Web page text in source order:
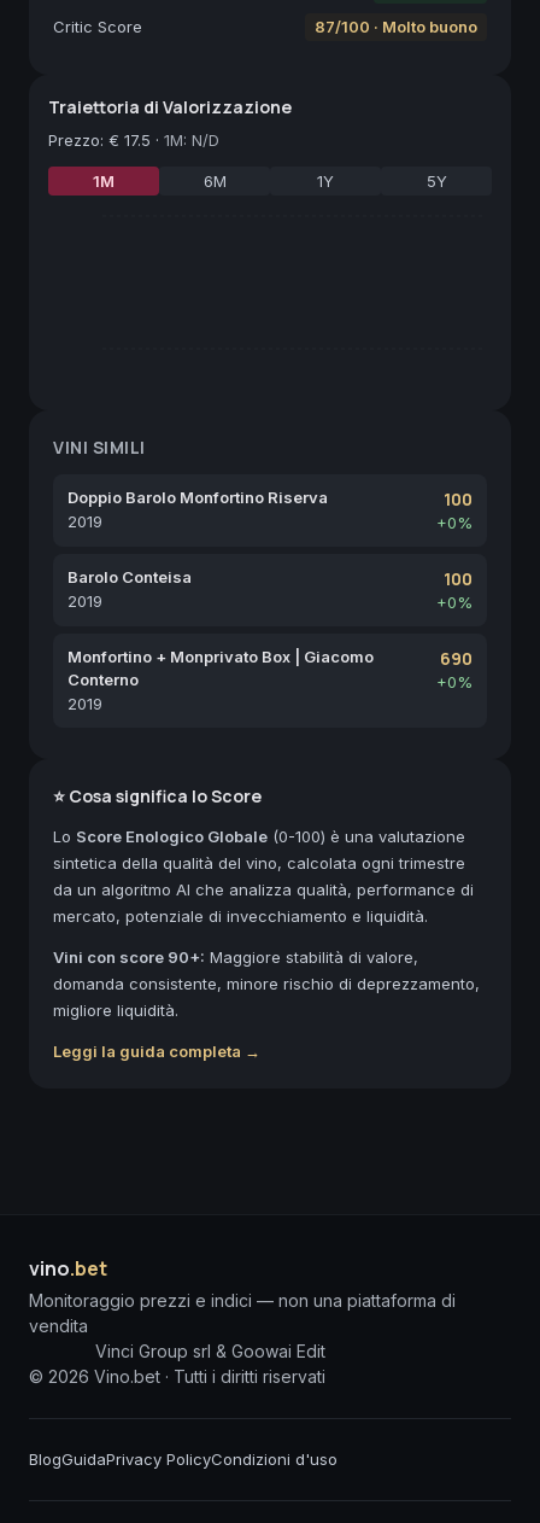
Critic Score
87/100 · Molto buono
Traiettoria di Valorizzazione
Prezzo: € 17.5 · 1M: N/D
1M 6M 1Y 5Y
VINI SIMILI
Doppio Barolo Monfortino Riserva
2019
100
+0%
Barolo Conteisa
2019
100
+0%
Monfortino + Monprivato Box | Giacomo
Conterno
2019
690
+0%
⭐ Cosa significa lo Score
Lo Score Enologico Globale (0-100) è una valutazione
sintetica della qualità del vino, calcolata ogni trimestre
da un algoritmo AI che analizza qualità, performance di
mercato, potenziale di invecchiamento e liquidità.
Vini con score 90+: Maggiore stabilità di valore,
domanda consistente, minore rischio di deprezzamento,
migliore liquidità.
Leggi la guida completa →
vino.bet
Monitoraggio prezzi e indici — non una piattaforma di
vendita
Vinci Group srl & Goowai Edit
© 2026 Vino.bet · Tutti i diritti riservati
BlogGuidaPrivacy PolicyCondizioni d'uso